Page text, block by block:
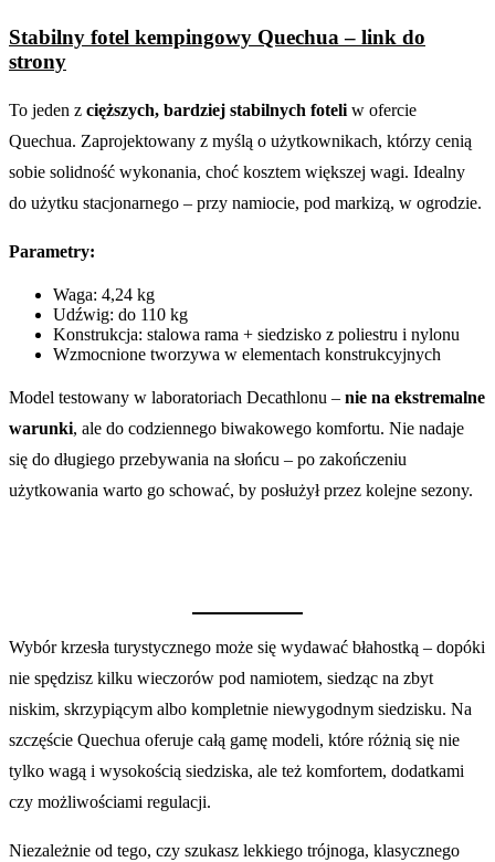
Stabilny fotel kempingowy Quechua – link do
strony
To jeden z cięższych, bardziej stabilnych foteli w ofercie
Quechua. Zaprojektowany z myślą o użytkownikach, którzy cenią
sobie solidność wykonania, choć kosztem większej wagi. Idealny
do użytku stacjonarnego – przy namiocie, pod markizą, w ogrodzie.
Parametry:
Waga: 4,24 kg
Udźwig: do 110 kg
Konstrukcja: stalowa rama + siedzisko z poliestru i nylonu
Wzmocnione tworzywa w elementach konstrukcyjnych
Model testowany w laboratoriach Decathlonu – nie na ekstremalne
warunki, ale do codziennego biwakowego komfortu. Nie nadaje
się do długiego przebywania na słońcu – po zakończeniu
użytkowania warto go schować, by posłużył przez kolejne sezony.
Wybór krzesła turystycznego może się wydawać błahostką – dopóki
nie spędzisz kilku wieczorów pod namiotem, siedząc na zbyt
niskim, skrzypiącym albo kompletnie niewygodnym siedzisku. Na
szczęście Quechua oferuje całą gamę modeli, które różnią się nie
tylko wagą i wysokością siedziska, ale też komfortem, dodatkami
czy możliwościami regulacji.
Niezależnie od tego, czy szukasz lekkiego trójnoga, klasycznego